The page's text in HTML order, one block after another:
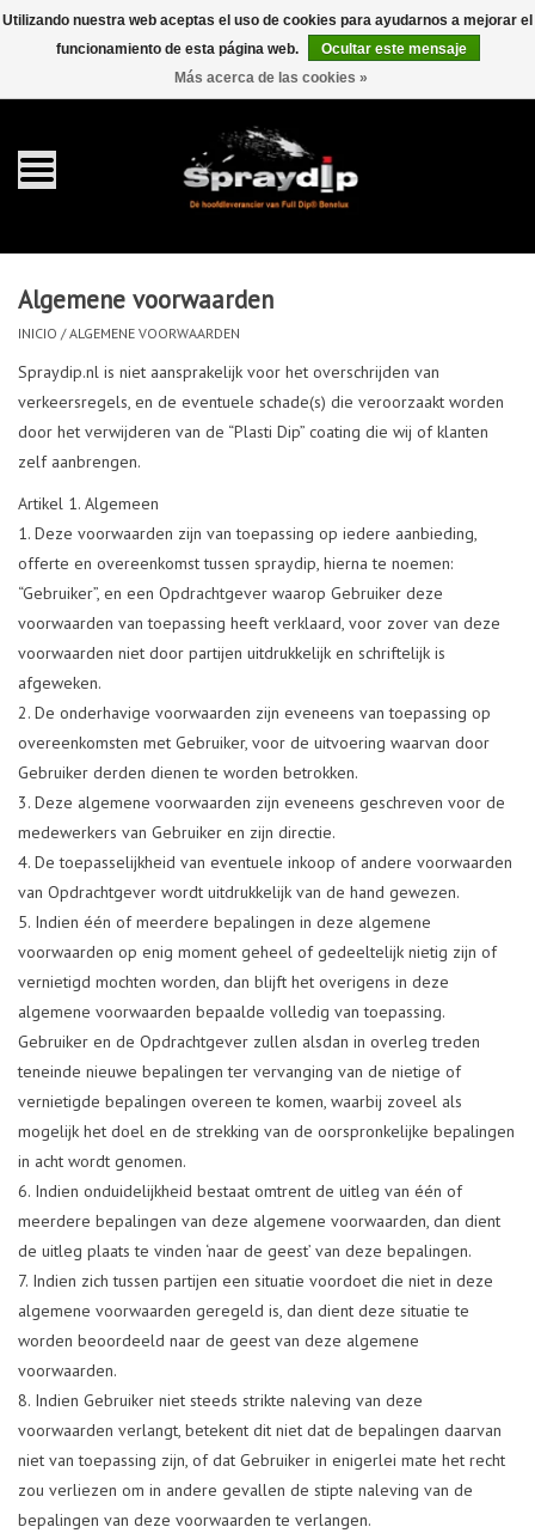
0 Artículos - €0,00
galón 4 liter
Spray 400ml
Completa dip sets
Dip pearls
accesorios Dippen
FullCarX® Detailing
Algemene voorwaarden
INICIO /ALGEMENE VOORWAARDEN
Spraydip.nl is niet aansprakelijk voor het overschrijden van
verkeersregels, en de eventuele schade(s) die veroorzaakt worden
door het verwijderen van de “Plasti Dip” coating die wij of klanten
zelf aanbrengen.
Artikel 1. Algemeen
Deze voorwaarden zijn van toepassing op iedere aanbieding,
offerte en overeenkomst tussen spraydip, hierna te noemen:
“Gebruiker”, en een Opdrachtgever waarop Gebruiker deze
voorwaarden van toepassing heeft verklaard, voor zover van deze
voorwaarden niet door partijen uitdrukkelijk en schriftelijk is
afgeweken.
De onderhavige voorwaarden zijn eveneens van toepassing op
overeenkomsten met Gebruiker, voor de uitvoering waarvan door
Gebruiker derden dienen te worden betrokken.
Deze algemene voorwaarden zijn eveneens geschreven voor de
medewerkers van Gebruiker en zijn directie.
De toepasselijkheid van eventuele inkoop­ of andere voorwaarden
van Opdrachtgever wordt uitdrukkelijk van de hand gewezen.
Indien één of meerdere bepalingen in deze algemene
voorwaarden op enig moment geheel of gedeeltelijk nietig zijn of
vernietigd mochten worden, dan blijft het overigens in deze
algemene voorwaarden bepaalde volledig van toepassing.
Gebruiker en de Opdrachtgever zullen alsdan in overleg treden
teneinde nieuwe bepalingen ter vervanging van de nietige of
vernietigde bepalingen overeen te komen, waarbij zoveel als
mogelijk het doel en de strekking van de oorspronkelijke bepalingen
in acht wordt genomen.
Indien onduidelijkheid bestaat omtrent de uitleg van één of
meerdere bepalingen van deze algemene voorwaarden, dan dient
de uitleg plaats te vinden ‘naar de geest’ van deze bepalingen.
Indien zich tussen partijen een situatie voordoet die niet in deze
algemene voorwaarden geregeld is, dan dient deze situatie te
worden beoordeeld naar de geest van deze algemene
voorwaarden.
Indien Gebruiker niet steeds strikte naleving van deze
voorwaarden verlangt, betekent dit niet dat de bepalingen daarvan
niet van toepassing zijn, of dat Gebruiker in enigerlei mate het recht
zou verliezen om in andere gevallen de stipte naleving van de
bepalingen van deze voorwaarden te verlangen.
Utilizando nuestra web aceptas el uso de cookies para ayudarnos a mejorar el
funcionamiento de esta página web.
Ocultar este mensaje
Más acerca de las cookies »